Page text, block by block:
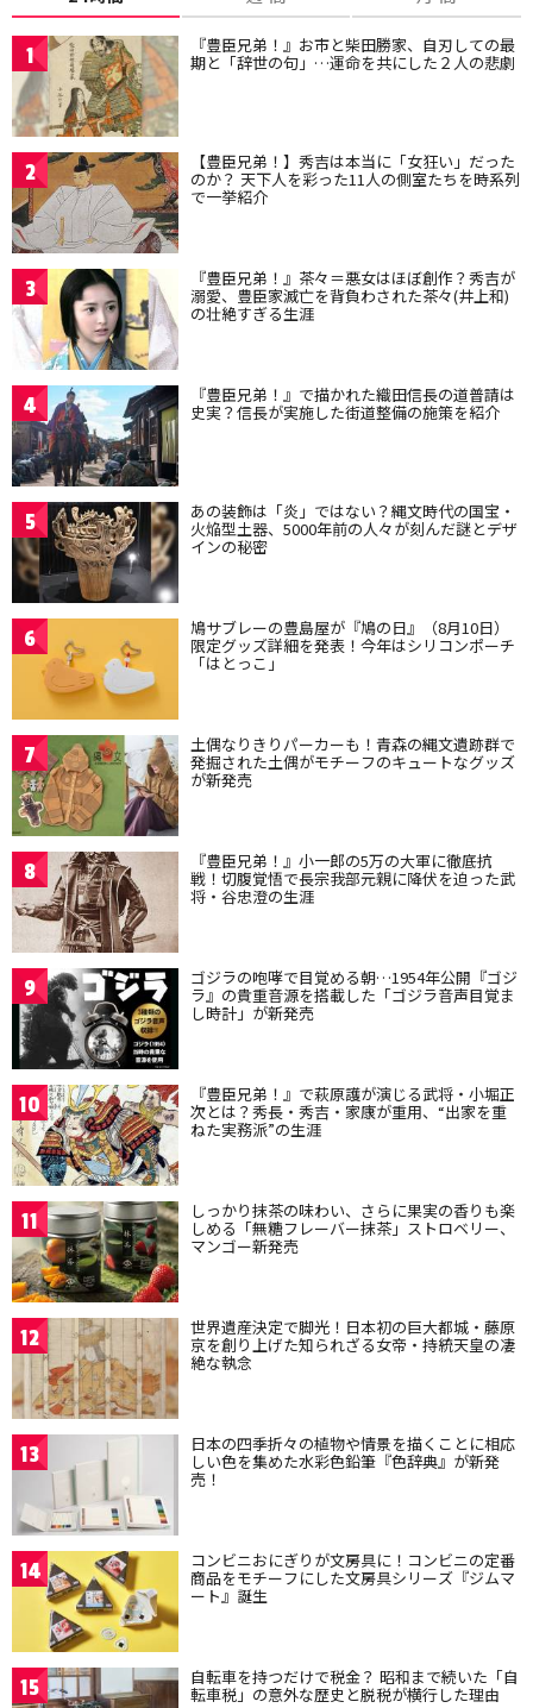
1 『豊臣兄弟！』お市と柴田勝家、自刃しての最
期と「辞世の句」…運命を共にした２人の悲劇
2 【豊臣兄弟！】秀吉は本当に「女狂い」だった
のか？ 天下人を彩った11人の側室たちを時系列
で一挙紹介
3 『豊臣兄弟！』茶々＝悪女はほぼ創作？秀吉が
溺愛、豊臣家滅亡を背負わされた茶々(井上和)
の壮絶すぎる生涯
4 『豊臣兄弟！』で描かれた織田信長の道普請は
史実？信長が実施した街道整備の施策を紹介
5 あの装飾は「炎」ではない？縄文時代の国宝・
火焔型土器、5000年前の人々が刻んだ謎とデザ
インの秘密
6 鳩サブレーの豊島屋が『鳩の日』（8月10日）
限定グッズ詳細を発表！今年はシリコンポーチ
「はとっこ」
7 土偶なりきりパーカーも！青森の縄文遺跡群で
発掘された土偶がモチーフのキュートなグッズ
が新発売
8 『豊臣兄弟！』小一郎の5万の大軍に徹底抗
戦！切腹覚悟で長宗我部元親に降伏を迫った武
将・谷忠澄の生涯
9 ゴジラの咆哮で目覚める朝…1954年公開『ゴジ
ラ』の貴重音源を搭載した「ゴジラ音声目覚ま
し時計」が新発売
10 『豊臣兄弟！』で萩原護が演じる武将・小堀正
次とは？秀長・秀吉・家康が重用、“出家を重
ねた実務派”の生涯
11 しっかり抹茶の味わい、さらに果実の香りも楽
しめる「無糖フレーバー抹茶」ストロベリー、
マンゴー新発売
12 世界遺産決定で脚光！日本初の巨大都城・藤原
京を創り上げた知られざる女帝・持統天皇の凄
絶な執念
13 日本の四季折々の植物や情景を描くことに相応
しい色を集めた水彩色鉛筆『色辞典』が新発
売！
14 コンビニおにぎりが文房具に！コンビニの定番
商品をモチーフにした文房具シリーズ『ジムマ
ート』誕生
15 自転車を持つだけで税金？ 昭和まで続いた「自
転車税」の意外な歴史と脱税が横行した理由